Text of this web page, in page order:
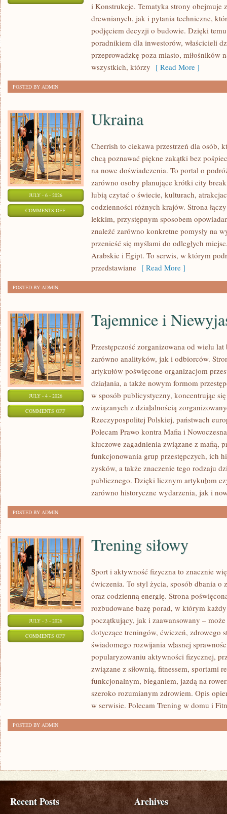
FINANSOWANIE
i Konstrukcje. Tematyka strony obejmuje
drewnianych, jak i pytania techniczne,
podjęciem decyzji o budowie. Dzięki
poradnikiem dla inwestorów, właścicieli
przeprowadzkę poza miasto, miłośników
wszystkich, którzy [ Read More ]
POSTED BY ADMIN
JULY - 6 - 2026
COMMENTS OFFON
Ukraina
Cherrish to ciekawa przestrzeń dla osób,
chcą poznawać piękne zakątki bez
na nowe doświadczenia. To portal o
zarówno osoby planujące krótki city
lubią czytać o świecie, kulturach,
codzienności różnych krajów. Strona
lekkim, przystępnym sposobem
znaleźć zarówno konkretne pomysły na
przenieść się myślami do odległych
Arabskie i Egipt. To serwis, w którym
przedstawiane [ Read More ]
POSTED BY ADMIN
JULY - 4 - 2026
COMMENTS OFFON
TAJEMNICE
NIEWYJAŚNIONE
Tajemnice i
Przestępczość zorganizowana od wielu
zarówno analityków, jak i odbiorców.
artykułów poświęcone organizacjom
działania, a także nowym formom
w sposób publicystyczny, koncentrując
związanych z działalnością
Rzeczypospolitej Polskiej, państwach
Polecam Prawo kontra Mafia i
kluczowe zagadnienia związane z mafią,
funkcjonowania grup przestępczych, ich
zysków, a także znaczenie tego rodzaju
publicznego. Dzięki licznym artykułom
zarówno historyczne wydarzenia, jak i
POSTED BY ADMIN
JULY - 3 - 2026
COMMENTS OFFON
Trening siłowy
Sport i aktywność fizyczna to znacznie
ćwiczenia. To styl życia, sposób dbania o
oraz codzienną energię. Strona
rozbudowane bazę porad, w którym
początkujący, jak i zaawansowany –
dotyczące treningów, ćwiczeń, zdrowego
świadomego rozwijania własnej
popularyzowaniu aktywności fizycznej,
związane z siłownią, fitnessem, sportami
funkcjonalnym, bieganiem, jazdą na
szeroko rozumianym zdrowiem. Opis
w serwisie. Polecam Trening w domu i
POSTED BY ADMIN
Recent Posts Archives